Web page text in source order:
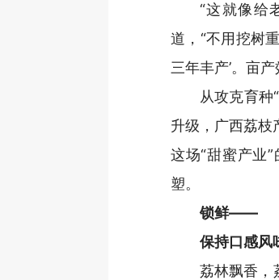
“这就像给
道，“不用挖树
三年丰产’。亩
从攻克育种
升级，广西荔枝
这场“甜蜜产业
塑。
锁鲜——
保持口感风
荔林飘香，